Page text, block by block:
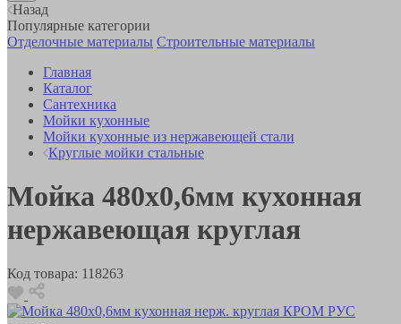
Назад
Популярные категории
Отделочные материалы Строительные материалы
Главная
Каталог
Сантехника
Мойки кухонные
Мойки кухонные из нержавеющей стали
Круглые мойки стальные
Мойка 480х0,6мм кухонная
нержавеющая круглая
Код товара: 118263